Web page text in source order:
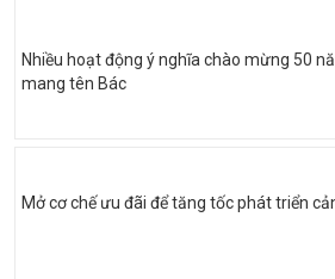
Nhiều hoạt động ý nghĩa chào mừng 50
mang tên Bác
Mở cơ chế ưu đãi để tăng tốc phát triển